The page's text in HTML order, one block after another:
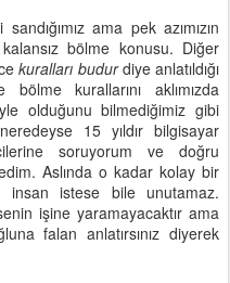
ama pek azımızın
bölme konusu. Diğer
kuralları budurdiye anlatıldığı
kurallarını aklımızda
olduğunu bilmediğimiz gibi
15 yıldır bilgisayar
soruyorum ve doğru
Aslında o kadar kolay bir
istese bile unutamaz.
işine yaramayacaktır ama
falan anlatırsınız diyerek